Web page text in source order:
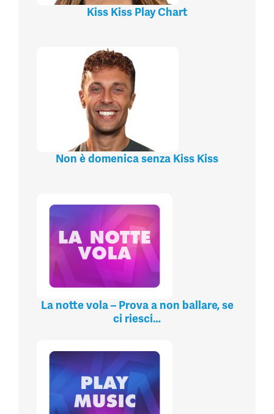
Kiss Kiss Play Chart
Non è domenica senza Kiss Kiss
La notte vola – Prova a non ballare, se
ci riesci…